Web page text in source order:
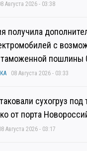
Августа 2026 - 03:38
получила
с
таможенной пошлины
08 Августа 2026 - 03:33
сухогруз
от порта
Августа 2026 - 03:17